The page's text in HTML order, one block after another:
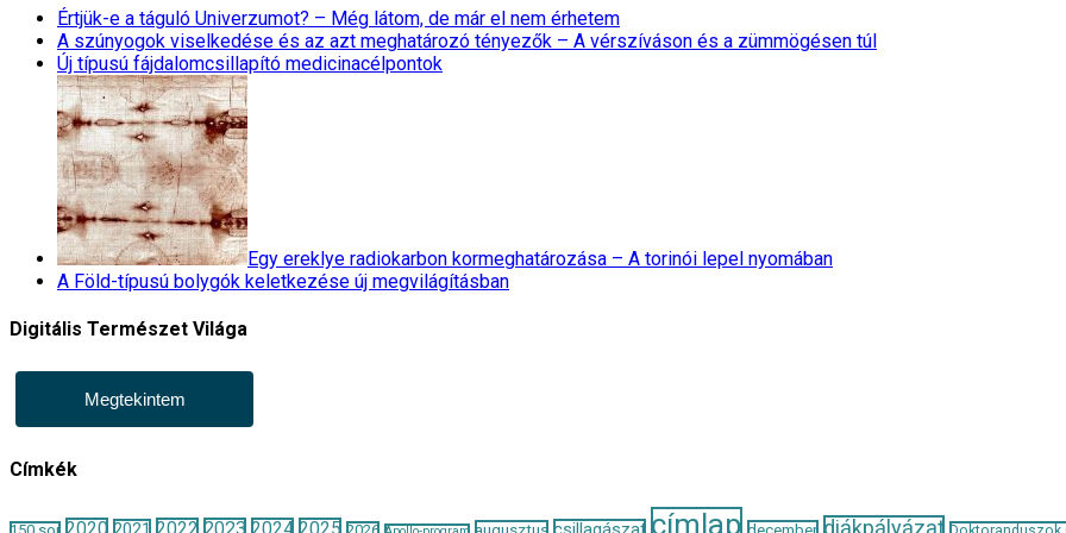
Értjük-e a táguló Univerzumot? – Még látom, de már el nem érhetem
A szúnyogok viselkedése és az azt meghatározó tényezők – A vérszíváson és a zümmögésen túl
Új típusú fájdalomcsillapító medicinacélpontok
Egy ereklye radiokarbon kormeghatározása – A torinói lepel nyomában
A Föld-típusú bolygók keletkezése új megvilágításban
Digitális Természet Világa
Megtekintem
Címkék
augusztus címlap december diákpályázat